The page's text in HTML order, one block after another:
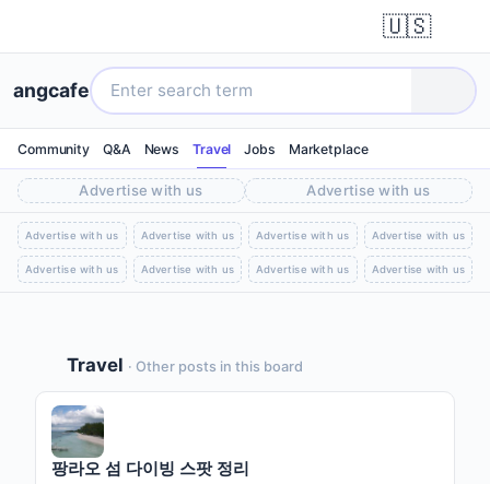
🇺🇸
angcafe
Community Q&A News Travel Jobs Marketplace
Advertise with us Advertise with us
Advertise with us Advertise with us Advertise with us Advertise with us
Advertise with us Advertise with us Advertise with us Advertise with us
Travel · Other posts in this board
팡라오 섬 다이빙 스팟 정리